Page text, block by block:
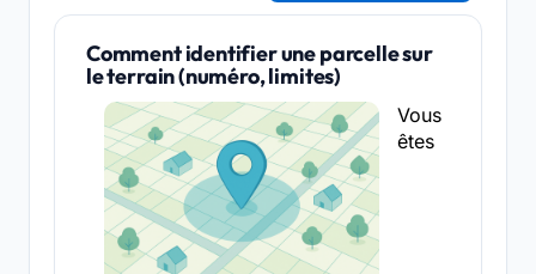
Comment identifier une parcelle sur
le terrain (numéro, limites)
Vous
êtes